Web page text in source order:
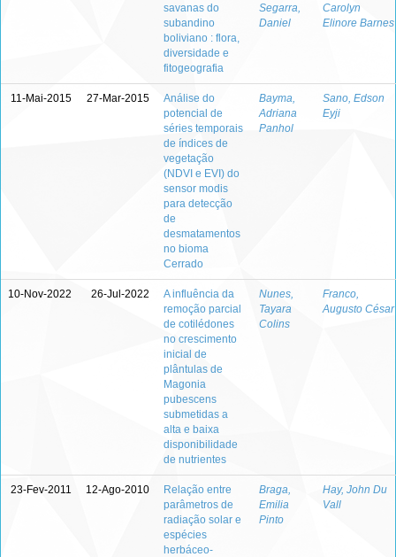
savanas do
subandino
boliviano : flora,
diversidade e
fitogeografia
Segarra,
Daniel
Carolyn
Elinore Barnes
11-Mai-2015 27-Mar-2015
Análise do
potencial de
séries temporais
de índices de
vegetação
(NDVI e EVI) do
sensor modis
para detecção
de
desmatamentos
no bioma
Cerrado
Bayma,
Adriana
Panhol
Sano, Edson
Eyji
10-Nov-2022 26-Jul-2022
A influência da
remoção parcial
de cotilédones
no crescimento
inicial de
plântulas de
Magonia
pubescens
submetidas a
alta e baixa
disponibilidade
de nutrientes
Nunes,
Tayara
Colins
Franco,
Augusto César
23-Fev-2011 12-Ago-2010
Relação entre
parâmetros de
radiação solar e
espécies
herbáceo-
Braga,
Emilia
Pinto
Hay, John Du
Vall